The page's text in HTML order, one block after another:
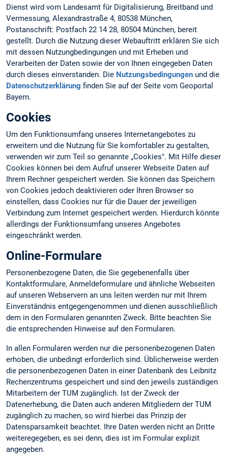
Dienst wird vom Landesamt für Digitalisierung, Breitband und
Vermessung, Alexandrastraße 4, 80538 München,
Postanschrift: Postfach 22 14 28, 80504 München, bereit
gestellt. Durch die Nutzung dieser Webauftritt erklären Sie sich
mit dessen Nutzungbedingungen und mit Erheben und
Verarbeiten der Daten sowie der von Ihnen eingegeben Daten
durch dieses einverstanden. Die Nutzungsbedingungen und die
Datenschutzerklärung finden Sie auf der Seite vom Geoportal
Bayern.
Cookies
Um den Funktionsumfang unseres Internetangebotes zu
erweitern und die Nutzung für Sie komfortabler zu gestalten,
verwenden wir zum Teil so genannte „Cookies". Mit Hilfe dieser
Cookies können bei dem Aufruf unserer Webseite Daten auf
Ihrem Rechner gespeichert werden. Sie können das Speichern
von Cookies jedoch deaktivieren oder Ihren Browser so
einstellen, dass Cookies nur für die Dauer der jeweiligen
Verbindung zum Internet gespeichert werden. Hierdurch könnte
allerdings der Funktionsumfang unseres Angebotes
eingeschränkt werden.
Online-Formulare
Personenbezogene Daten, die Sie gegebenenfalls über
Kontaktformulare, Anmeldeformulare und ähnliche Webseiten
auf unseren Webservern an uns leiten werden nur mit Ihrem
Einverständnis entgegengenommen und dienen ausschließlich
dem in den Formularen genannten Zweck. Bitte beachten Sie
die entsprechenden Hinweise auf den Formularen.
In allen Formularen werden nur die personenbezogenen Daten
erhoben, die unbedingt erforderlich sind. Üblicherweise werden
die personenbezogenen Daten in einer Datenbank des Leibnitz
Rechenzentrums gespeichert und sind den jeweils zuständigen
Mitarbeitern der TUM zugänglich. Ist der Zweck der
Datenerhebung, die Daten auch anderen Mitgliedern der TUM
zugänglich zu machen, so wird hierbei das Prinzip der
Datensparsamkeit beachtet. Ihre Daten werden nicht an Dritte
weiteregegeben, es sei denn, dies ist im Formular explizit
angegeben.